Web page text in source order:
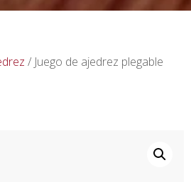
/ Juego de ajedrez plegable